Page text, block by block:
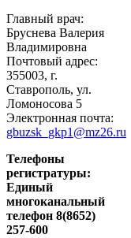
Главный врач:
Бруснева Валерия
Владимировна
Почтовый адрес:
355003, г.
Ставрополь, ул.
Ломоносова 5
Электронная почта:
gbuzsk_gkp1@mz26.ru
Телефоны
регистратуры:
Единый
многоканальный
телефон 8(8652)
257-600